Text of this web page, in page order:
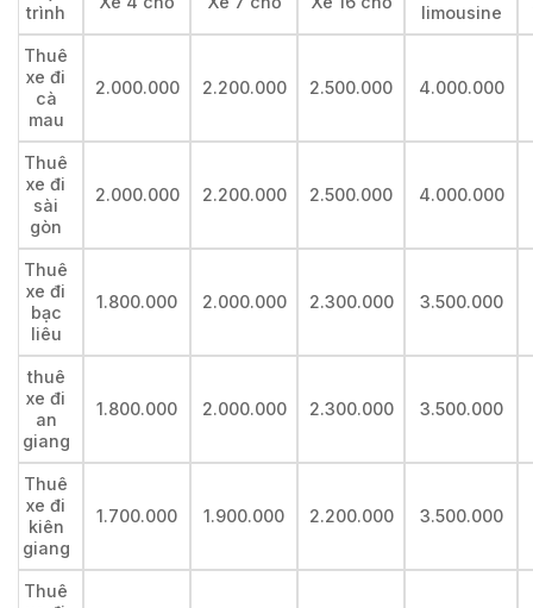
trình
limousine
Thuê
xe đi
cà
mau
2.000.000 2.200.000 2.500.000 4.000.000
Thuê
xe đi
sài
gòn
2.000.000 2.200.000 2.500.000 4.000.000
Thuê
xe đi
bạc
liêu
1.800.000 2.000.000 2.300.000 3.500.000
thuê
xe đi
an
giang
1.800.000 2.000.000 2.300.000 3.500.000
Thuê
xe đi
kiên
giang
1.700.000 1.900.000 2.200.000 3.500.000
Thuê